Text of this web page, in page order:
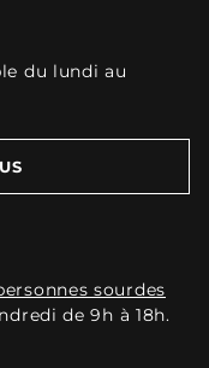
du lundi au
sourdes
de 9h à 18h.